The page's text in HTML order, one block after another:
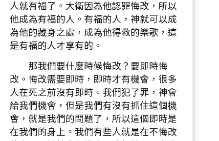
人就有福了。大衛因為他認罪悔改，所以
他成為有福的人。有福的人，神就可以成
為他的藏身之處，成為他得救的樂歌，這
是有福的人才享有的。
那我們要什麼時候悔改？要即時悔
改。悔改需要即時，即時才有機會，很多
人在死之前沒有即時。我們犯了罪，神會
給我們機會，但是我們有沒有抓住這個機
會，就是我們的問題了，所以這個即時是
在我們的身上。我們有些人就是在不悔改